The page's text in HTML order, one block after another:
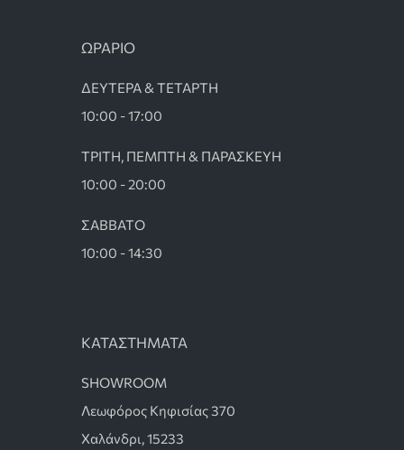
ΚΑΤΑΣΤΗΜΑΤΑ
SHOWROOM
Λεωφόρος Κηφισίας 370
Χαλάνδρι, 15233
ΩΡΑΡΙΟ
ΔΕΥΤΕΡΑ & ΤΕΤΑΡΤΗ
10:00 - 17:00
ΤΡΙΤΗ, ΠΕΜΠΤΗ & ΠΑΡΑΣΚΕΥΗ
10:00 - 20:00
ΣΑΒΒΑΤΟ
10:00 - 14:30